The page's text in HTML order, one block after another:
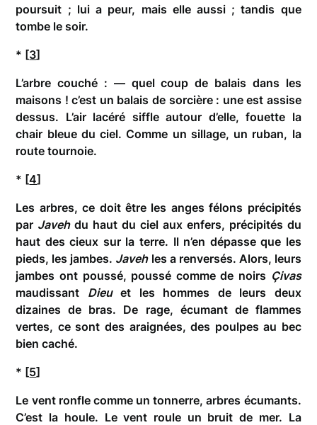
poursuit ; lui a peur, mais elle aussi ; tandis que
tombe le soir.
* [3]
L’arbre couché : — quel coup de balais dans les
maisons ! c’est un balais de sorcière : une est assise
dessus. L’air lacéré siffle autour d’elle, fouette la
chair bleue du ciel. Comme un sillage, un ruban, la
route tournoie.
* [4]
Les arbres, ce doit être les anges félons précipités
par Javehdu haut du ciel aux enfers, précipités du
haut des cieux sur la terre. Il n’en dépasse que les
pieds, les jambes. Javehles a renversés. Alors, leurs
jambes ont poussé, poussé comme de noirs Çivas
maudissant Dieuet les hommes de leurs deux
dizaines de bras. De rage, écumant de flammes
vertes, ce sont des araignées, des poulpes au bec
bien caché.
* [5]
Le vent ronfle comme un tonnerre, arbres écumants.
C’est la houle. Le vent roule un bruit de mer. La